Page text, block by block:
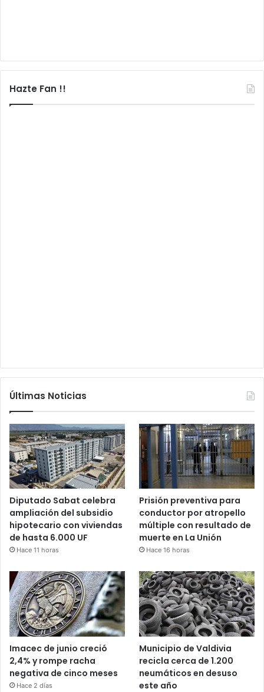
Hazte Fan !!
Últimas Noticias
Diputado Sabat celebra
ampliación del subsidio
hipotecario con viviendas
de hasta 6.000 UF
Hace 11 horas
Prisión preventiva para
conductor por atropello
múltiple con resultado de
muerte en La Unión
Hace 16 horas
Imacec de junio creció
2,4% y rompe racha
negativa de cinco meses
Hace 2 días
Municipio de Valdivia
recicla cerca de 1.200
neumáticos en desuso
este año